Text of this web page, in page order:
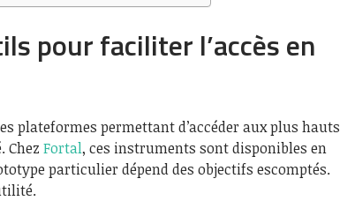
pour faciliter l’accès en
plateformes permettant d’accéder aux plus hauts
Chez Fortal, ces instruments sont disponibles en
particulier dépend des objectifs escomptés.